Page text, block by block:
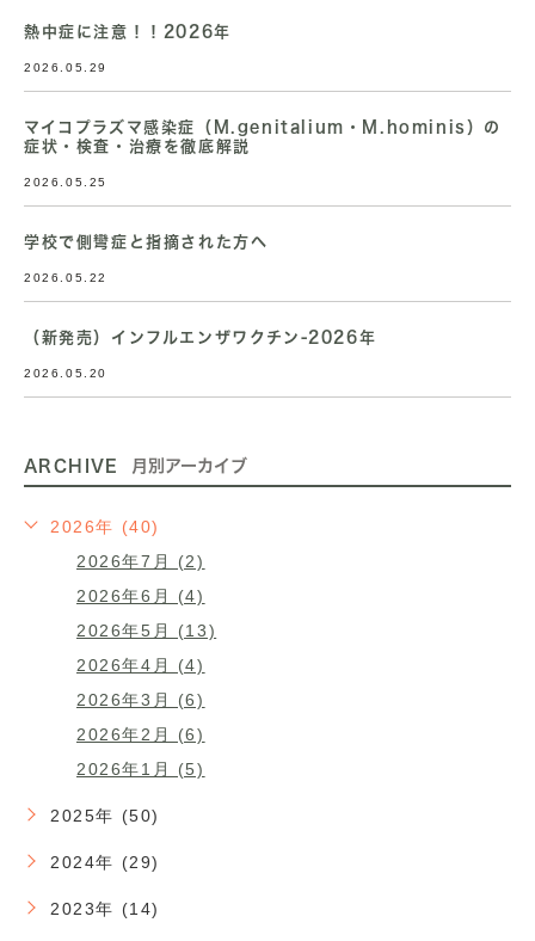
熱中症に注意！！2026年
2026.05.29
マイコプラズマ感染症（M.genitalium・M.hominis）の
症状・検査・治療を徹底解説
2026.05.25
学校で側彎症と指摘された方へ
2026.05.22
（新発売）インフルエンザワクチン-2026年
2026.05.20
ARCHIVE 月別アーカイブ
2026年 (40)
2026年7月 (2)
2026年6月 (4)
2026年5月 (13)
2026年4月 (4)
2026年3月 (6)
2026年2月 (6)
2026年1月 (5)
2025年 (50)
2024年 (29)
2023年 (14)